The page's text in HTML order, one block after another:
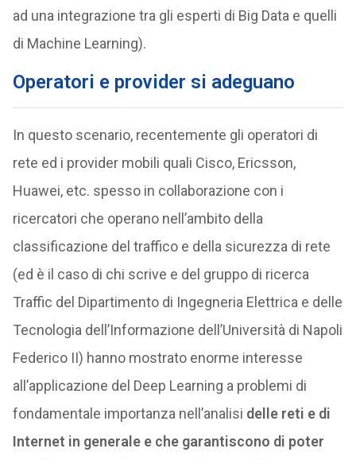
ad una integrazione tra gli esperti di Big Data e quelli
di Machine Learning).
Operatori e provider si adeguano
In questo scenario, recentemente gli operatori di
rete ed i provider mobili quali Cisco, Ericsson,
Huawei, etc. spesso in collaborazione con i
ricercatori che operano nell’ambito della
classificazione del traffico e della sicurezza di rete
(ed è il caso di chi scrive e del gruppo di ricerca
Traffic del Dipartimento di Ingegneria Elettrica e delle
Tecnologia dell’Informazione dell’Università di Napoli
Federico II) hanno mostrato enorme interesse
all’applicazione del Deep Learning a problemi di
fondamentale importanza nell’analisi delle reti e di
Internet in generale e che garantiscono di poter